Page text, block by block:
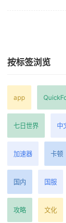
按标签浏览
app
七日世界 中
加速器 卡顿
国内 国服
攻略 文化